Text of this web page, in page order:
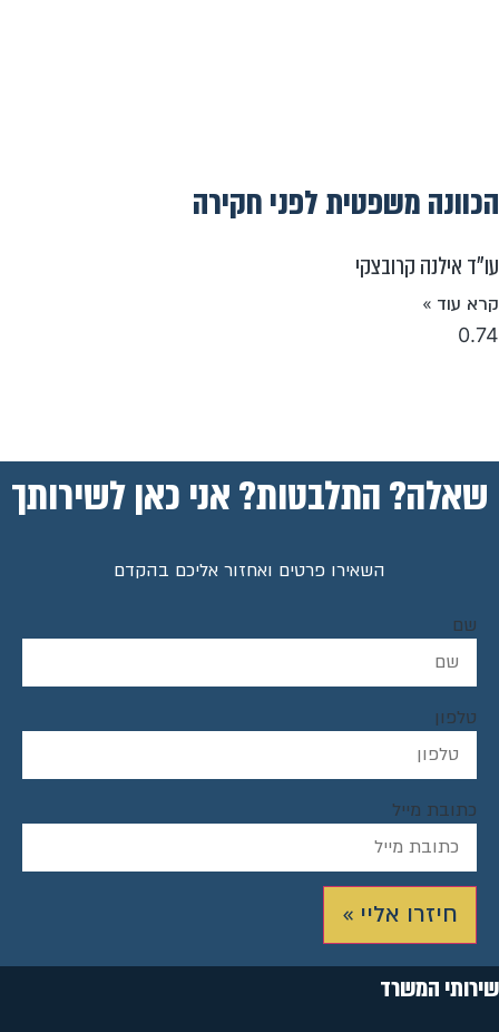
הכוונה משפטית לפני חקירה
עו"ד אילנה קרובצקי
קרא עוד »
שאלה? התלבטות? אני כאן לשירותך
השאירו פרטים ואחזור אליכם בהקדם
שם
טלפון
כתובת מייל
חיזרו אליי »
שירותי המשרד